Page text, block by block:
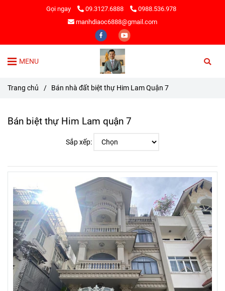
Gọi ngay 09.3127.6888
0988.536.978
manhdiaoc6888@gmail.com
MENU
Trang chủ / Bán nhà đất biệt thự Him Lam Quận 7
Bán biệt thự Him Lam quận 7
Sắp xếp: